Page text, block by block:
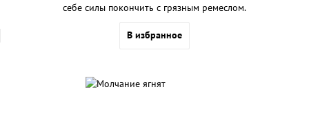
себе силы покончить с грязным ремеслом.
В избранное